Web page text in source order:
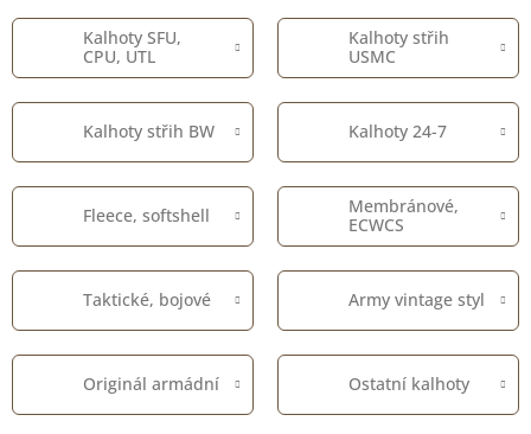
Kalhoty SFU,
CPU, UTL
Kalhoty střih
USMC
Kalhoty střih BW Kalhoty 24-7
Fleece, softshell
Membránové,
ECWCS
Taktické, bojové Army vintage styl
Originál armádní Ostatní kalhoty